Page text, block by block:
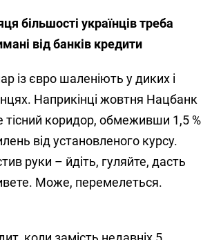
більшості українців треба
від банків кредити
із євро шаленіють у диких і
Наприкінці жовтня Нацбанк
тісний коридор, обмеживши 1,5 %
від установленого курсу.
руки – йдіть, гуляйте, дасть
Може, перемелеться.